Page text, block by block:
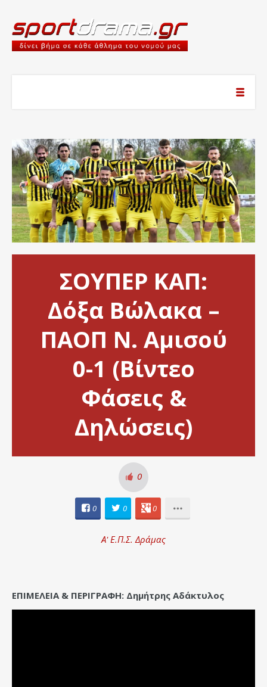
ΣΟΥΠΕΡ ΚΑΠ:
Δόξα Βώλακα –
ΠΑΟΠ Ν. Αμισού
0-1 (Βίντεο
Φάσεις &
Δηλώσεις)
0
0 0 0
Α' Ε.Π.Σ. Δράμας
ΕΠΙΜΕΛΕΙΑ & ΠΕΡΙΓΡΑΦΗ: Δημήτρης Αδάκτυλος